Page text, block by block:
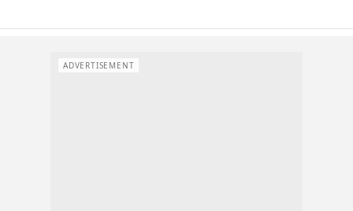
ADVERTISEMENT